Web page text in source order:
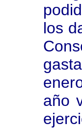
los
año